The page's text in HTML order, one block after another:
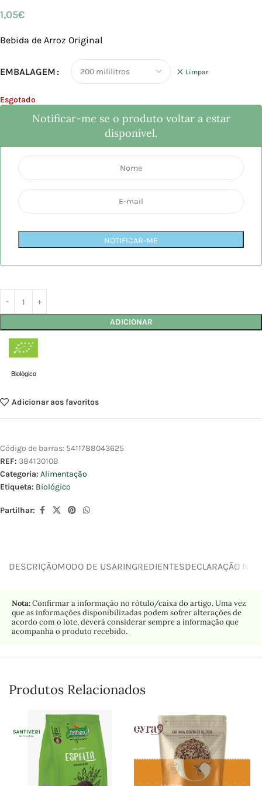
1,05€
Bebida de Arroz Original
EMBALAGEM Limpar
Esgotado
Notificar-me se o produto voltar a estar
disponível.
NOTIFICAR-ME
ADICIONAR
Biológico
Adicionar aos favoritos
Código de barras: 5411788043625
REF: 38413010B
Categoria: Alimentação
Etiqueta: Biológico
Partilhar:
DESCRIÇÃOMODO DE USARINGREDIENTESDECLARAÇÃO
Nota:Confirmar a informação no rótulo/caixa do artigo. Uma vez
que as informações disponibilizadas podem sofrer alterações de
acordo com o lote, deverá considerar sempre a informação que
acompanha o produto recebido.
Produtos Relacionados